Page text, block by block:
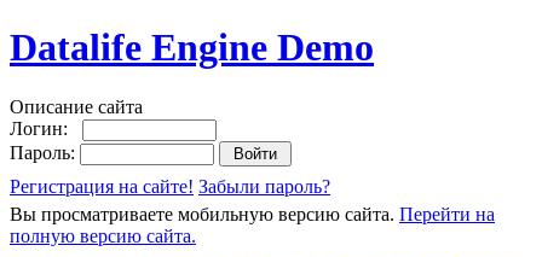
Datalife Engine Demo
Описание сайта
Логин:
Пароль:
Регистрация на сайте! Забыли пароль?
Вы просматриваете мобильную версию сайта. Перейти на
полную версию сайта.